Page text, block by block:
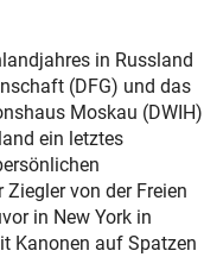
in Russland
(DFG) und das
Moskau (DWIH)
ein letztes
von der Freien
in New York in
Kanonen auf Spatzen